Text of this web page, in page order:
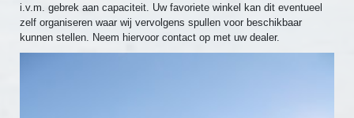
i.v.m. gebrek aan capaciteit. Uw favoriete winkel kan dit eventueel
zelf organiseren waar wij vervolgens spullen voor beschikbaar
kunnen stellen. Neem hiervoor contact op met uw dealer.